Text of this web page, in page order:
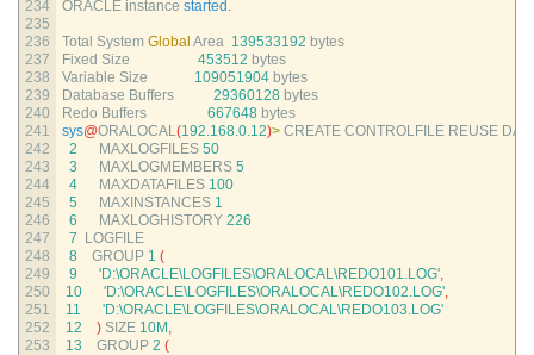
234
235
236
237
238
239
240
241
242
243
244
245
246
247
248
249
250
251
252
253
ORACLE instance started .
Total System Global Area 139533192 bytes
Fixed Size 453512 bytes
Variable Size 109051904 bytes
Database Buffers 29360128 bytes
Redo Buffers 667648 bytes
sys@ORALOCAL(192.168.0.12)> CREATE CONTROLFILE REUSE
2
MAXLOGFILES 50
3
MAXLOGMEMBERS 5
4
MAXDATAFILES 100
5
MAXINSTANCES 1
6
MAXLOGHISTORY 226
7
LOGFILE
8
GROUP 1 (
9
'D:\ORACLE\LOGFILES\ORALOCAL\REDO101.LOG',
10
'D:\ORACLE\LOGFILES\ORALOCAL\REDO102.LOG',
11
'D:\ORACLE\LOGFILES\ORALOCAL\REDO103.LOG'
12
) SIZE 10M ,
13
GROUP 2 (